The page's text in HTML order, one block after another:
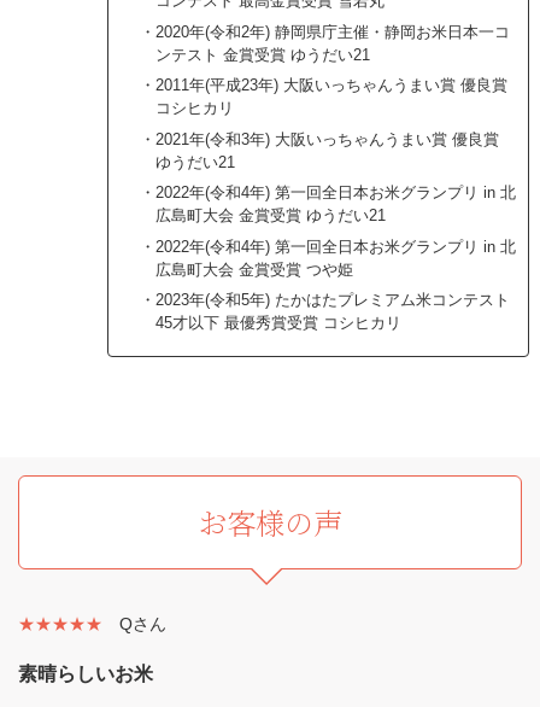
2020年(令和2年) 静岡県庁主催・静岡お米日本一コ
ンテスト 金賞受賞 ゆうだい21
2011年(平成23年) 大阪いっちゃんうまい賞 優良賞
コシヒカリ
2021年(令和3年) 大阪いっちゃんうまい賞 優良賞
ゆうだい21
2022年(令和4年) 第一回全日本お米グランプリ in 北
広島町大会 金賞受賞 ゆうだい21
2022年(令和4年) 第一回全日本お米グランプリ in 北
広島町大会 金賞受賞 つや姫
2023年(令和5年) たかはたプレミアム米コンテスト
45才以下 最優秀賞受賞 コシヒカリ
お客様の声
★★★★★ Qさん
素晴らしいお米